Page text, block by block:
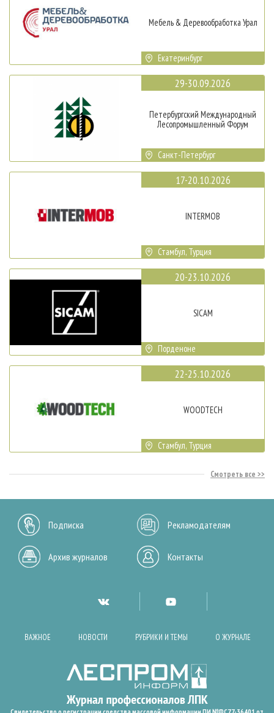
Мебель & Деревообработка Урал
Екатеринбург
29-30.09.2026
Петербургский Международный
Лесопромышленный Форум
Санкт-Петербург
17-20.10.2026
INTERMOB
Стамбул, Турция
20-23.10.2026
SICAM
Порденоне
22-25.10.2026
WOODTECH
Стамбул, Турция
Смотреть все
Подписка Рекламодателям
Архив журналов Контакты
ВАЖНОЕ НОВОСТИ РУБРИКИ И ТЕМЫ О ЖУРНАЛЕ